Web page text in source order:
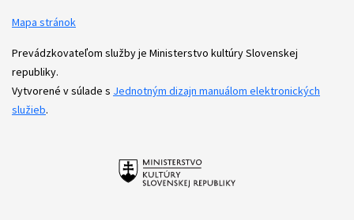
Mapa stránok
Prevádzkovateľom služby je Ministerstvo kultúry Slovenskej
republiky.
Vytvorené v súlade s Jednotným dizajn manuálom elektronických
služieb.